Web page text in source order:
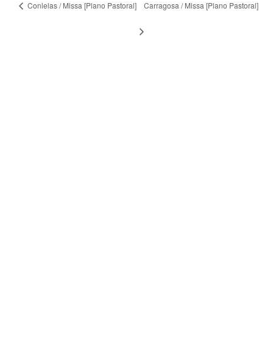
Conlelas / Missa [Plano Pastoral] Carragosa / Missa [Plano Pastoral]